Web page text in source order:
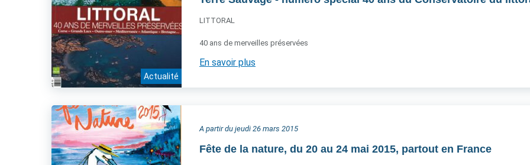
Actualité
LITTORAL
40 ans de merveilles préservées
En savoir plus
A partir du jeudi 26 mars 2015
Fête de la nature, du 20 au 24 mai 2015, partout en France